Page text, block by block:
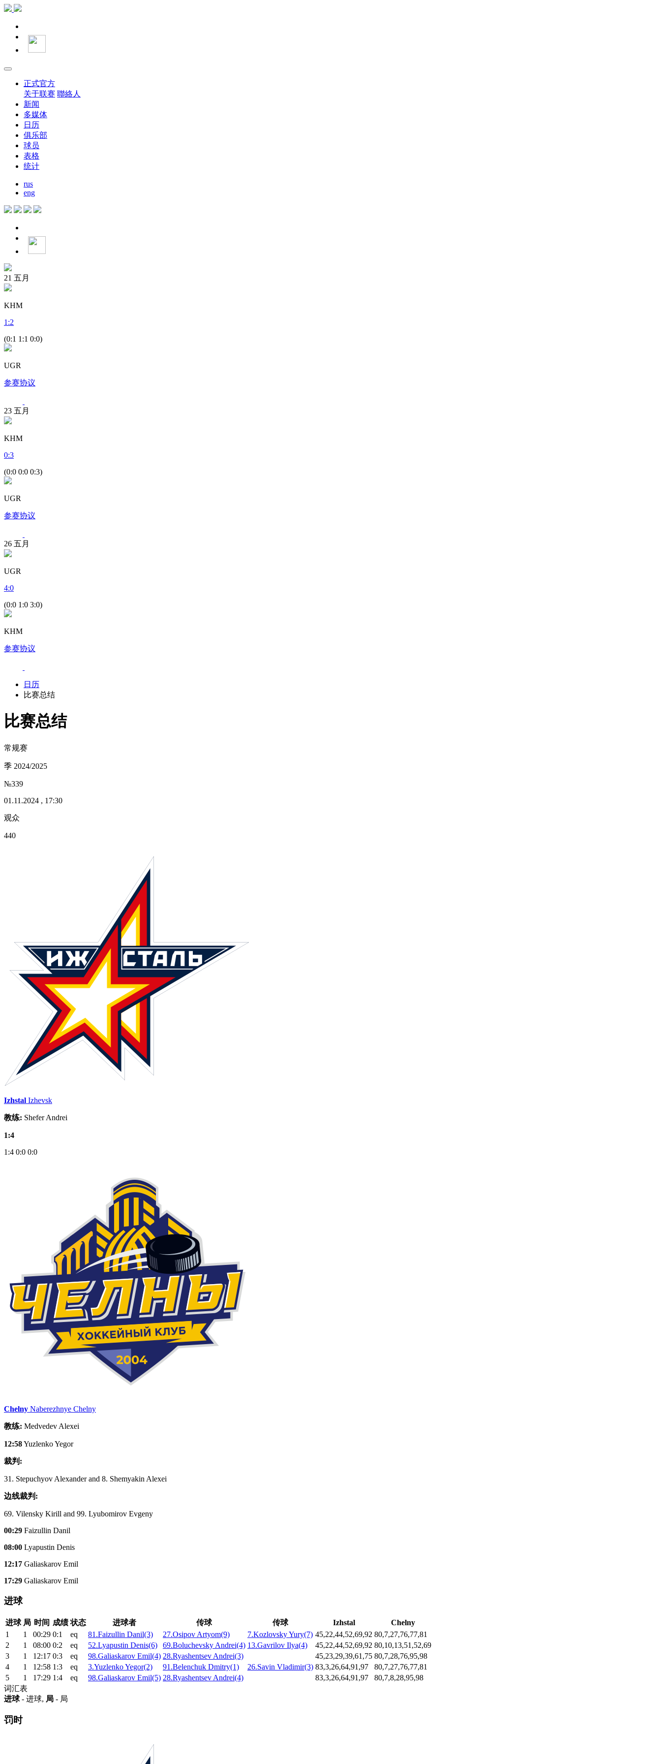
正式官方
关于联赛 聯絡人
新闻
多媒体
日历
俱乐部
球员
表格
统计
rus
eng
21 五月
KHM
1 :2
(0:1 1:1 0:0)
UGR
参赛协议
23 五月
KHM
0:3
(0:0 0:0 0:3)
UGR
参赛协议
26 五月
UGR
4:0
(0:0 1:0 3:0)
KHM
参赛协议
日历
比赛总结
比赛总结
常规赛
季 2024/2025
№339
01.11.2024 , 17:30
观众
440
Izhstal Izhevsk
教练: Shefer Andrei
1:4
1:4 0:0 0:0
Chelny Naberezhnye Chelny
教练: Medvedev Alexei
12:58Yuzlenko Yegor
裁判:
31. Stepuchyov Alexander and 8. Shemyakin Alexei
边线裁判:
69. Vilensky Kirill and 99. Lyubomirov Evgeny
00:29 Faizullin Danil
08:00 Lyapustin Denis
12:17 Galiaskarov Emil
17:29 Galiaskarov Emil
进球
进球 局 时间 成绩 状态 进球者 传球 传球 Izhstal
Chelny
1
1 00:29 0:1 eq 81.Faizullin Danil(3) 27.Osipov Artyom(9) 7.Kozlovsky Yury(7) 45,22,44,52,69,92 80,7,27,76,77,81
2
1 08:00 0:2 eq 52.Lyapustin Denis(6) 69.Boluchevsky Andrei(4) 13.Gavrilov Ilya(4) 45,22,44,52,69,92 80,10,13,51,52,69
3
1 12:17 0:3 eq 98.Galiaskarov Emil(4) 28.Ryashentsev Andrei(3) 45,23,29,39,61,75 80,7,28,76,95,98
4
1 12:58 1:3 eq 3.Yuzlenko Yegor(2) 91.Belenchuk Dmitry(1) 26.Savin Vladimir(3) 83,3,26,64,91,97
80,7,27,76,77,81
5
1 17:29 1:4 eq 98.Galiaskarov Emil(5) 28.Ryashentsev Andrei(4) 83,3,26,64,91,97
80,7,8,28,95,98
词汇表
进球- 进球, 局 - 局
罚时